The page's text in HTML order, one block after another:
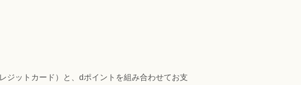
ジットカード）と、dポイントを組み合わせてお支